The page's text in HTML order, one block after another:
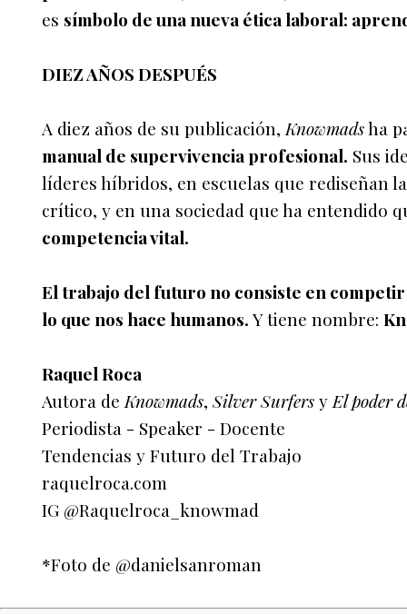
es símbolo de una nueva ética laboral:
DIEZ AÑOS DESPUÉS
A diez años de su publicación, Knowmadsha
manual de supervivencia profesional. Sus
líderes híbridos, en escuelas que rediseñan
crítico, y en una sociedad que ha entendido
competencia vital.
El trabajo del futuro no consiste en
lo que nos hace humanos.Y tiene nombre:
Raquel Roca
Autora de Knowmads, Silver Surfersy El poder
Periodista - Speaker - Docente
Tendencias y Futuro del Trabajo
raquelroca.com
IG @Raquelroca_knowmad
*Foto de @danielsanroman